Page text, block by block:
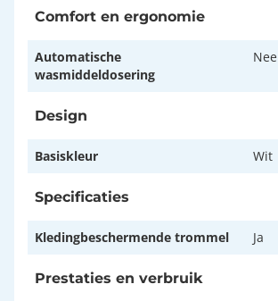
Comfort en ergonomie
Automatische
wasmiddeldosering
Nee
Design
Basiskleur Wit
Specificaties
Kledingbeschermende trommel Ja
Prestaties en verbruik